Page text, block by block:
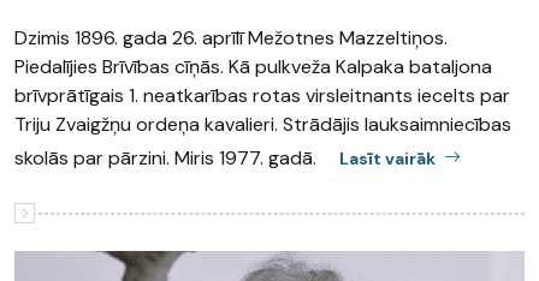
Dzimis 1896. gada 26. aprīlī Mežotnes Mazzeltiņos.
Piedalījies Brīvības cīņās. Kā pulkveža Kalpaka bataljona
brīvprātīgais 1. neatkarības rotas virsleitnants iecelts par
Triju Zvaigžņu ordeņa kavalieri. Strādājis lauksaimniecības
skolās par pārzini. Miris 1977. gadā.
Lasīt vairāk